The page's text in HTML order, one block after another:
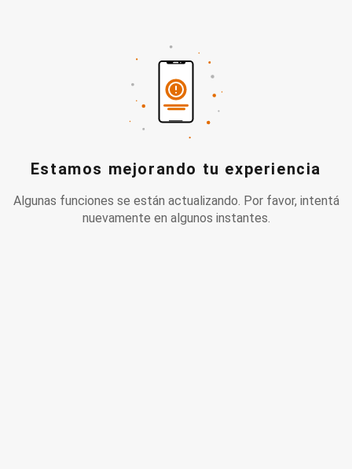
Estamos mejorando tu experiencia
Algunas funciones se están actualizando. Por favor, intentá
nuevamente en algunos instantes.